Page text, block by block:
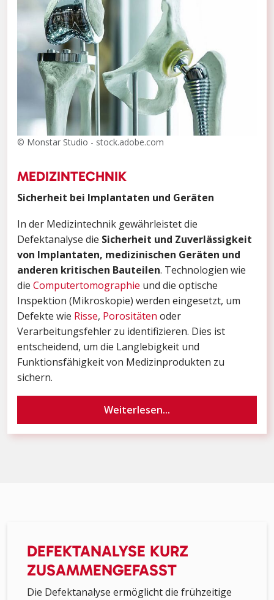
© Monstar Studio - stock.adobe.com
MEDIZINTECHNIK
Sicherheit bei Implantaten und Geräten
In der Medizintechnik gewährleistet die
Defektanalyse die Sicherheit und Zuverlässigkeit
von Implantaten, medizinischen Geräten und
anderen kritischen Bauteilen. Technologien wie
die Computertomographie und die optische
Inspektion (Mikroskopie) werden eingesetzt, um
Defekte wie Risse, Porositäten oder
Verarbeitungsfehler zu identifizieren. Dies ist
entscheidend, um die Langlebigkeit und
Funktionsfähigkeit von Medizinprodukten zu
sichern.
Weiterlesen...
DEFEKTANALYSE KURZ
ZUSAMMENGEFASST
Die Defektanalyse ermöglicht die frühzeitige